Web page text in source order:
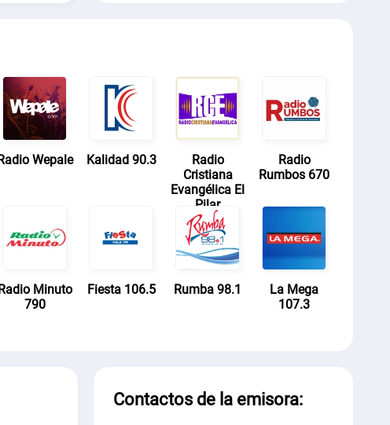
Wepale Kalidad 90.3
Radio
Cristiana
Evangélica El
Pilar
Radio
Rumbos 670
Minuto
790
Fiesta 106.5 Rumba 98.1
La Mega
107.3
Contactos de la emisora: